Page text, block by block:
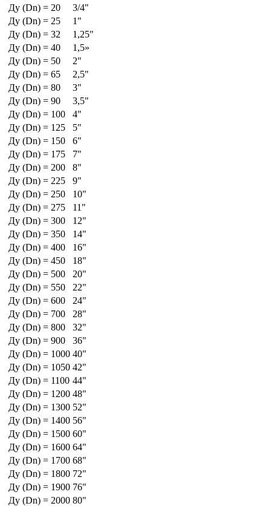
Ду (Dn) = 20
3/4"
Ду (Dn) = 25
1"
Ду (Dn) = 32
1,25"
Ду (Dn) = 40
1,5»
Ду (Dn) = 50
2"
Ду (Dn) = 65
2,5"
Ду (Dn) = 80
3"
Ду (Dn) = 90
3,5"
Ду (Dn) = 100
4"
Ду (Dn) = 125
5"
Ду (Dn) = 150
6"
Ду (Dn) = 175
7"
Ду (Dn) = 200
8"
Ду (Dn) = 225
9"
Ду (Dn) = 250
10"
Ду (Dn) = 275
11"
Ду (Dn) = 300
12"
Ду (Dn) = 350
14"
Ду (Dn) = 400
16"
Ду (Dn) = 450
18"
Ду (Dn) = 500
20"
Ду (Dn) = 550
22"
Ду (Dn) = 600
24"
Ду (Dn) = 700
28"
Ду (Dn) = 800
32"
Ду (Dn) = 900
36"
Ду (Dn) = 1000 40"
Ду (Dn) = 1050 42"
Ду (Dn) = 1100 44"
Ду (Dn) = 1200 48"
Ду (Dn) = 1300 52"
Ду (Dn) = 1400 56"
Ду (Dn) = 1500 60"
Ду (Dn) = 1600 64"
Ду (Dn) = 1700 68"
Ду (Dn) = 1800 72"
Ду (Dn) = 1900 76"
Ду (Dn) = 2000 80"